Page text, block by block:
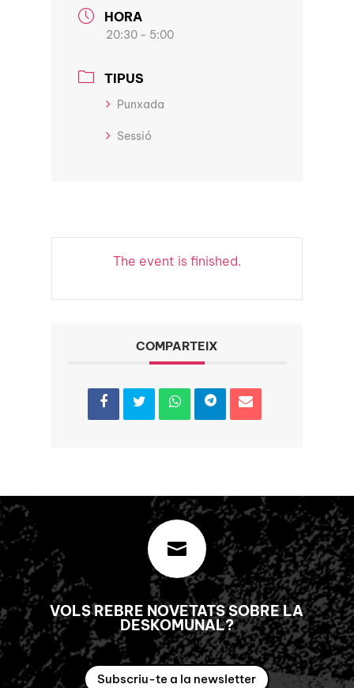
HORA
20:30 - 5:00
TIPUS
Punxada
Sessió
The event is finished.
COMPARTEIX

VOLS REBRE NOVETATS SOBRE LA
DESKOMUNAL?
Subscriu-te a la newsletter